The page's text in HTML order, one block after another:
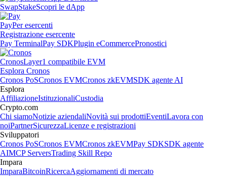
SwapStakeScopri le dApp
PayPer esercenti
Registrazione esercente
Pay TerminalPay SDKPlugin eCommercePronostici
CronosLayer1 compatibile EVM
Esplora Cronos
Cronos PoSCronos EVMCronos zkEVMSDK agente AI
Esplora
AffiliazioneIstituzionaliCustodia
Crypto.com
Chi siamoNotizie aziendaliNovità sui prodottiEventiLavora con
noiPartnerSicurezzaLicenze e registrazioni
Sviluppatori
Cronos PoSCronos EVMCronos zkEVMPay SDKSDK agente
AIMCP ServersTrading Skill Repo
Impara
ImparaBitcoinRicercaAggiornamenti di mercato